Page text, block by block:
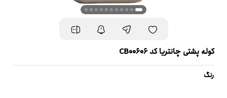
کوله پشتی چانتریا کد CB00606
رنگ